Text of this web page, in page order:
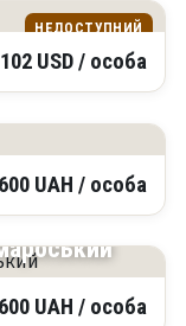
НЕДОСТУПНИЙ
102 USD / особа
UAH / особа
UAH / особа